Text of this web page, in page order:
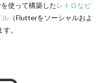
使って構築したレトロなピ
ル （Flutterをソーシャルおよ
。